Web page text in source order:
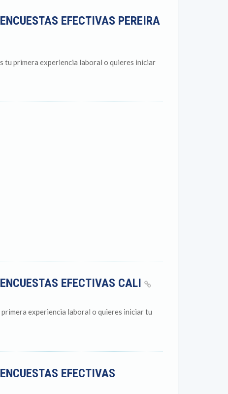
EFECTIVAS PEREIRA
tu primera experiencia laboral o quieres iniciar
EFECTIVAS CALI
primera experiencia laboral o quieres iniciar tu
EFECTIVAS